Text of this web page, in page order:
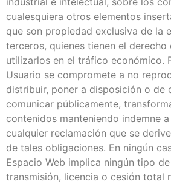
cualesquiera otros elementos
que son propiedad exclusiva de la
terceros, quienes tienen el derecho
utilizarlos en el tráfico económico.
Usuario se compromete a no
distribuir, poner a disposición o de
comunicar públicamente,
contenidos manteniendo indemne
cualquier reclamación que se
de tales obligaciones. En ningún
Espacio Web implica ningún tipo
transmisión, licencia o cesión total